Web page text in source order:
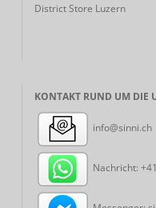
District Store Luzern
KONTAKT RUND UM DIE
info@sinni.ch
Nachricht: